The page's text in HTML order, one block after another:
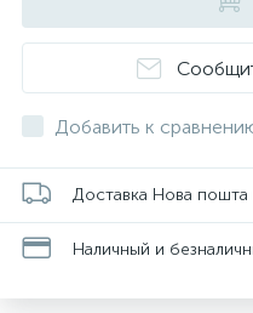
Добавить к
Доставка Нова пошта
Наличный и